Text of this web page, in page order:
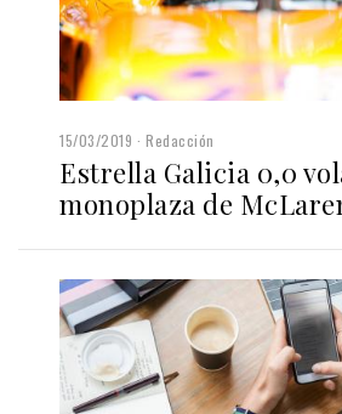
15/03/2019 Redacción
Estrella Galicia 0,0
monoplaza de